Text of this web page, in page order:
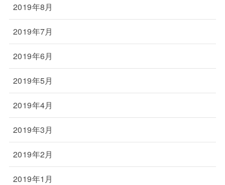
2019年8月
2019年7月
2019年6月
2019年5月
2019年4月
2019年3月
2019年2月
2019年1月